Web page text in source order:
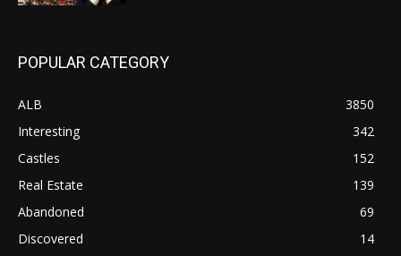
POPULAR CATEGORY
ALB
3850
Interesting
342
Castles
152
Real Estate
139
Abandoned
69
Discovered
14